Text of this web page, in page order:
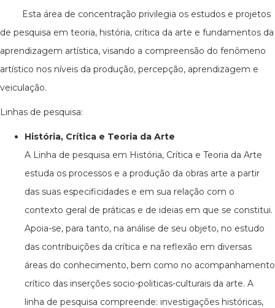
Esta área de concentração privilegia os estudos e projetos
de pesquisa em teoria, história, crítica da arte e fundamentos da
aprendizagem artística, visando a compreensão do fenômeno
artístico nos níveis da produção, percepção, aprendizagem e
veiculação.
Linhas de pesquisa:
História, Crítica e Teoria da Arte
A Linha de pesquisa em História, Crítica e Teoria da Arte
estuda os processos e a produção da obras arte a partir
das suas especificidades e em sua relação com o
contexto geral de práticas e de ideias em que se constitui.
Apoia-se, para tanto, na análise de seu objeto, no estudo
das contribuições da crítica e na reflexão em diversas
áreas do conhecimento, bem como no acompanhamento
crítico das inserções socio-politicas-culturais da arte. A
linha de pesquisa compreende: investigações históricas,